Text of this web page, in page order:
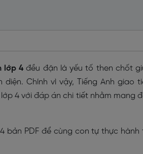
lớp 4 đều đặn là yếu tố then chốt
Chính vì vậy, Tiếng Anh giao
4 với đáp án chi tiết nhằm mang
bản PDF để cùng con tự thực hành